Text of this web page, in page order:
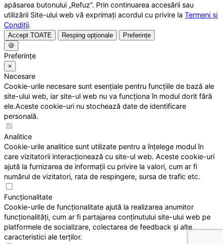
apăsarea butonului „Refuz”. Prin continuarea accesării sau
utilizării Site-ului web vă exprimați acordul cu privire la Termeni și
Condiții.
Accept TOATE Resping opționale
Preferințe
🍪
Preferințe
×
Necesare
Cookie-urile necesare sunt esențiale pentru funcțiile de bază ale
site-ului web, iar site-ul web nu va funcționa în modul dorit fără
ele.Aceste cookie-uri nu stochează date de identificare
personală.
Analitice
Cookie-urile analitice sunt utilizate pentru a înțelege modul în
care vizitatorii interacționează cu site-ul web. Aceste cookie-uri
ajută la furnizarea de informații cu privire la valori, cum ar fi
numărul de vizitatori, rata de respingere, sursa de trafic etc.
Funcționalitate
Cookie-urile de funcționalitate ajută la realizarea anumitor
funcționalități, cum ar fi partajarea conținutului site-ului web pe
platformele de socializare, colectarea de feedback și alte
caracteristici ale terților.